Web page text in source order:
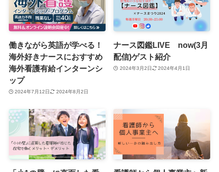
働きながら英語が学べる！
海外好きナースにおすすめ
海外看護有給インターンシ
ップ
2024年7月12日 2024年8月2日
ナース図鑑LIVE now(3月
配信)ゲスト紹介
2024年3月2日 2024年4月1日